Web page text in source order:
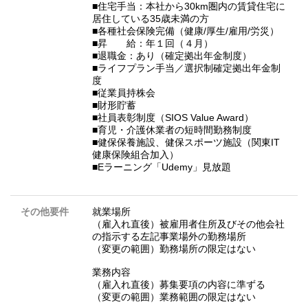
■住宅手当：本社から30km圏内の賃貸住宅に
居住している35歳未満の方
■各種社会保険完備（健康/厚生/雇用/労災）
■昇 給：年１回（４月）
■退職金：あり（確定拠出年金制度）
■ライフプラン手当／選択制確定拠出年金制
度
■従業員持株会
■財形貯蓄
■社員表彰制度（SIOS Value Award）
■育児・介護休業者の短時間勤務制度
■健保保養施設、健保スポーツ施設（関東IT
健康保険組合加入）
■Eラーニング「Udemy」見放題
その他要件
就業場所
（雇入れ直後）被雇用者住所及びその他会社
の指示する左記事業場外の勤務場所
（変更の範囲）勤務場所の限定はない
業務内容
（雇入れ直後）募集要項の内容に準ずる
（変更の範囲）業務範囲の限定はない